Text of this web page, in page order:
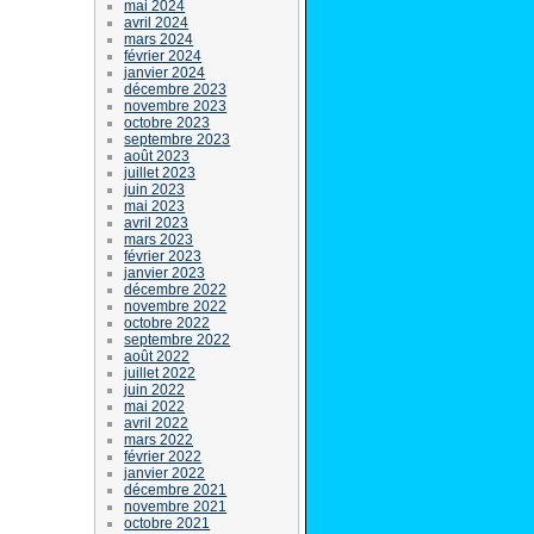
mai 2024
avril 2024
mars 2024
février 2024
janvier 2024
décembre 2023
novembre 2023
octobre 2023
septembre 2023
août 2023
juillet 2023
juin 2023
mai 2023
avril 2023
mars 2023
février 2023
janvier 2023
décembre 2022
novembre 2022
octobre 2022
septembre 2022
août 2022
juillet 2022
juin 2022
mai 2022
avril 2022
mars 2022
février 2022
janvier 2022
décembre 2021
novembre 2021
octobre 2021